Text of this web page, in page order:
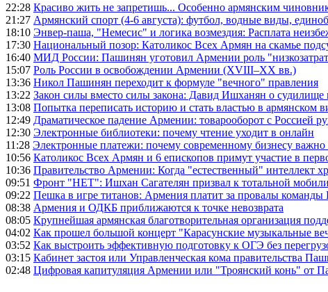
22:28 Красиво жить не запретишь... Особенно армянским
21:27 Армянский спорт (4-6 августа): футбол, водные виды,
18:10 Энвер-паша, "Немесис" и логика возмездия: Расплата
17:30 Национальный позор: Католикос Всех Армян на скамье
16:40 МИД России: Пашинян уготовил Армении роль
15:07 Роль России в освобождении Армении (XVIII–XX вв.)
13:36 Никол Пашинян переходит к формуле "вечного" правления
13:22 Закон силы вместо силы закона: Давид Ишханян о судилище
13:08 Попытка переписать историю и стать властью в армянском
12:49 Драматическое падение Армении: товарооборот с Россией
12:30 Электронные библиотеки: почему чтение уходит в онлайн
11:28 Электронные платежи: почему современному бизнесу
10:56 Католикос Всех Армян и 6 епископов примут участие в
10:36 Правительство Армении: Когда "естественный" интеллект
09:51 Фронт "НЕТ": Ишхан Сагателян призвал к тотальной
09:22 Пешка в игре титанов: Армения платит за провалы
08:38 Армения и ОДКБ приближаются к точке невозврата
08:05 Крупнейшая армянская благотворительная организация
04:02 Как прошел большой концерт "Карасунские музыкальные
03:52 Как выстроить эффективную подготовку к ОГЭ без
03:15 Кабинет застоя или Управленческая кома правительства
02:48 Цифровая капитуляция Армении или "Троянский конь" от